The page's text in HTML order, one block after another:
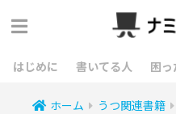
はじめに 書いてる人 困
ホーム うつ関連書籍